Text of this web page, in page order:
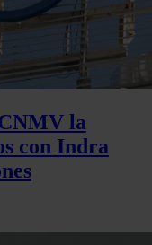
sobre el uso que
sociales,
con otra
a partir del uso
la
con Indra